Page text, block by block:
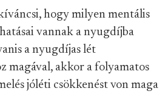
hogy milyen mentális
vannak a nyugdíjba
a nyugdíjas lét
magával, akkor a folyamatos
jóléti csökkenést von maga